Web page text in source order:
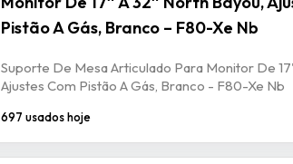
Pistão A Gás, Branco – F80-Xe Nb
Suporte De Mesa Articulado Para Monitor De
Ajustes Com Pistão A Gás, Branco - F80-Xe Nb
697 usados hoje